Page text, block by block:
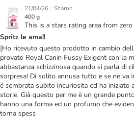
21/04/26 | Sharon
400 g
This is a stars rating area from
Spritz le ama!!
[Ho ricevuto questo prodotto in cambio
provato Royal Canin Fussy Exigent con la
abbastanza schizzinosa quando si parla di
sorpresa! Di solito annusa tutto e se ne va
é sembrata subito incuriosita ed ha iniziato
storie. Già questo per me è un grande
hanno una forma ed un profumo che
torna spess